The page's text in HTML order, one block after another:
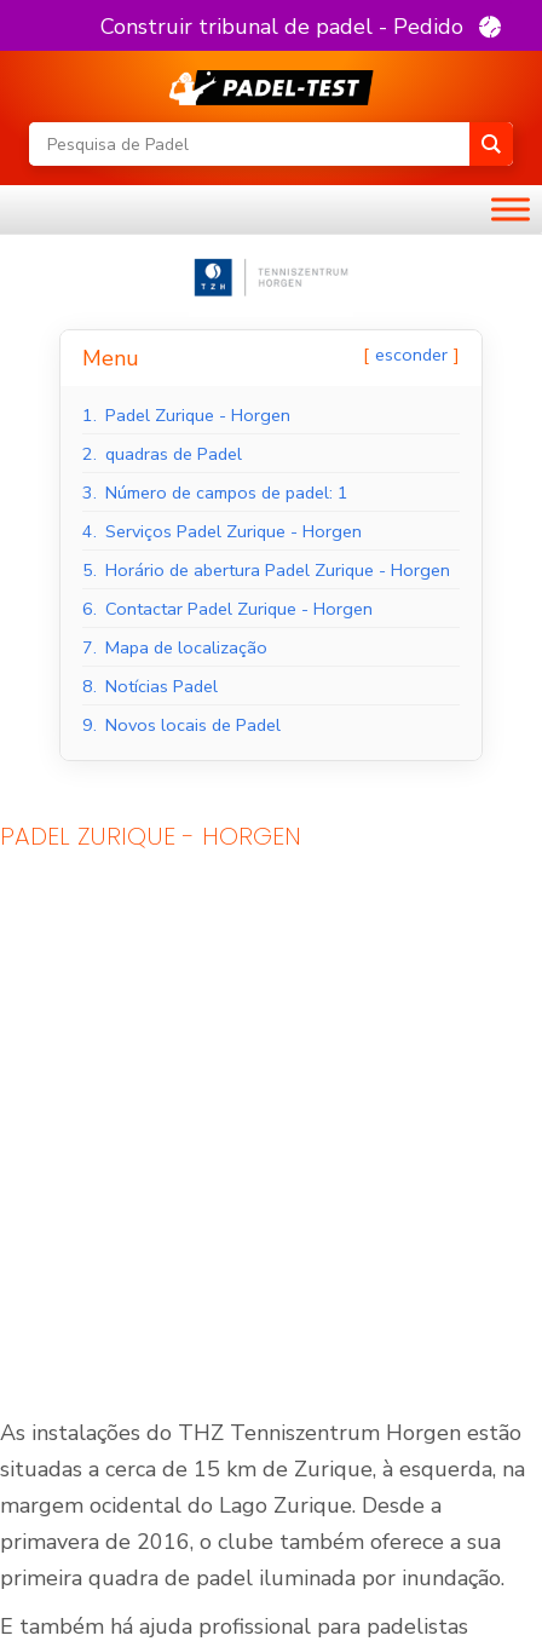
Construir tribunal de padel - Pedido
Menu esconder
1. Padel Zurique - Horgen
2. quadras de Padel
3. Número de campos de padel: 1
4. Serviços Padel Zurique - Horgen
5. Horário de abertura Padel Zurique - Horgen
6. Contactar Padel Zurique - Horgen
7. Mapa de localização
8. Notícias Padel
9. Novos locais de Padel
PADEL ZURIQUE - HORGEN
As instalações do THZ Tenniszentrum Horgen estão
situadas a cerca de 15 km de Zurique, à esquerda, na
margem ocidental do Lago Zurique. Desde a
primavera de 2016, o clube também oferece a sua
primeira quadra de padel iluminada por inundação.
E também há ajuda profissional para padelistas